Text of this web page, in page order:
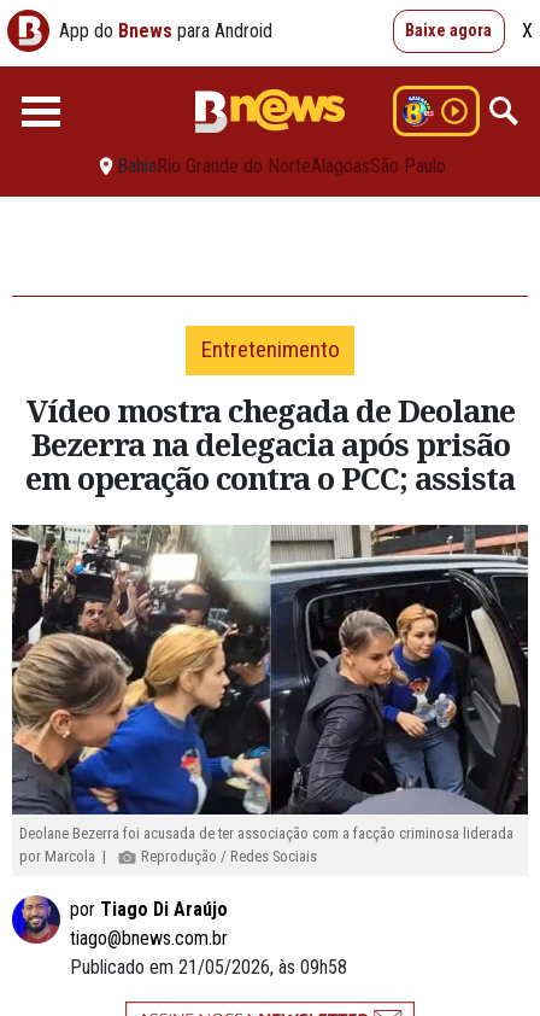
App do Bnews para Android Baixe agora X
BahiaRio Grande do NorteAlagoasSão Paulo
Entretenimento
Vídeo mostra chegada de Deolane
Bezerra na delegacia após prisão
em operação contra o PCC; assista
Deolane Bezerra foi acusada de ter associação com a facção criminosa liderada
por Marcola |
Reprodução / Redes Sociais
por Tiago Di Araújo
tiago@bnews.com.br
Publicado em 21/05/2026, às 09h58